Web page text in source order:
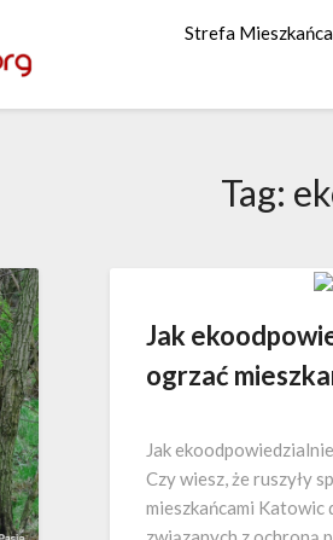
Strefa Mieszkańca
Tag:
Jak
ogrzać
Jak
Czy wiesz, że ruszyły
mieszkańcami Katowic